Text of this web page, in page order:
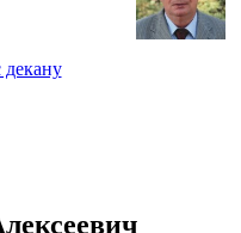
декану